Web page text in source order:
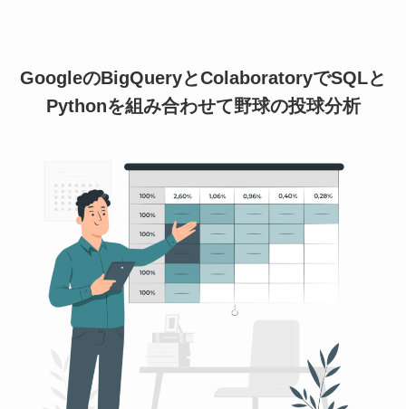
GoogleのBigQueryとColaboratoryでSQLと
Pythonを組み合わせて野球の投球分析